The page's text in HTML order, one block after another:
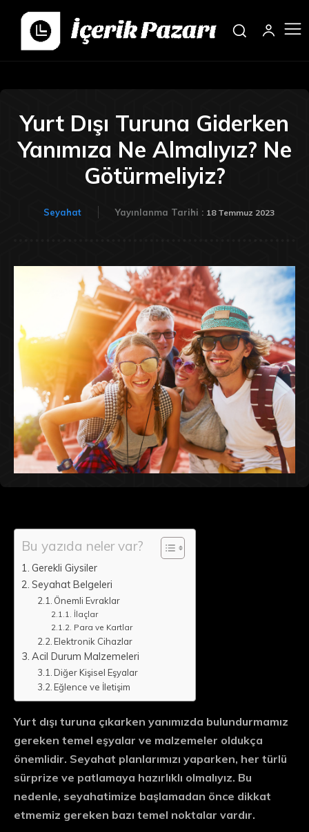
Yurt Dışı Turuna Giderken
Yanımıza Ne Almalıyız? Ne
Götürmeliyiz?
Seyahat Yayınlanma Tarihi : 18 Temmuz 2023
Bu yazıda neler var?
Gerekli Giysiler
Seyahat Belgeleri
Önemli Evraklar
İlaçlar
Para ve Kartlar
Elektronik Cihazlar
Acil Durum Malzemeleri
Diğer Kişisel Eşyalar
Eğlence ve İletişim
Yurt dışı turuna çıkarken yanımızda bulundurmamız
gereken temel eşyalar ve malzemeler oldukça
önemlidir. Seyahat planlarımızı yaparken, her türlü
sürprize ve patlamaya hazırlıklı olmalıyız. Bu
nedenle, seyahatimize başlamadan önce dikkat
etmemiz gereken bazı temel noktalar vardır.